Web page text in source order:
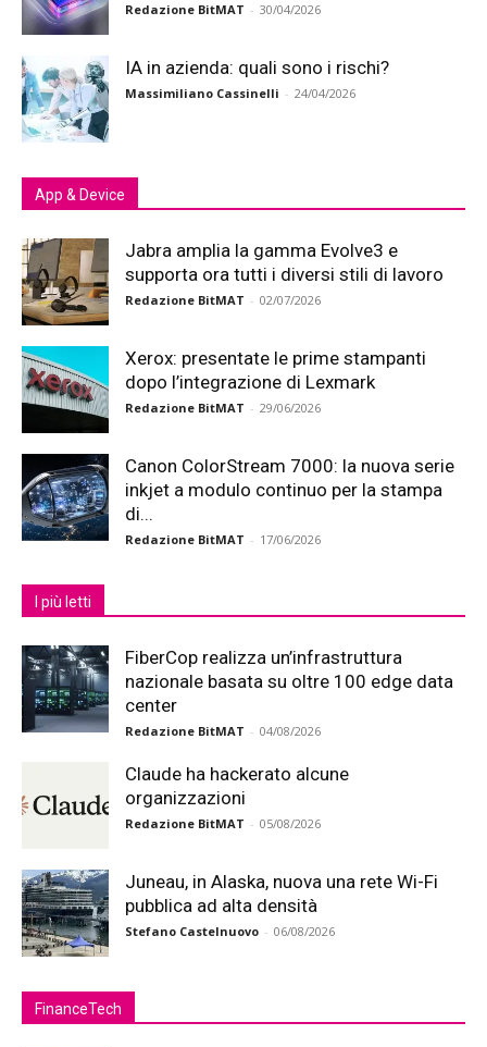
Redazione BitMAT - 30/04/2026
IA in azienda: quali sono i rischi?
Massimiliano Cassinelli - 24/04/2026
App & Device
Jabra amplia la gamma Evolve3 e
supporta ora tutti i diversi stili di lavoro
Redazione BitMAT - 02/07/2026
Xerox: presentate le prime stampanti
dopo l’integrazione di Lexmark
Redazione BitMAT - 29/06/2026
Canon ColorStream 7000: la nuova serie
inkjet a modulo continuo per la stampa
di...
Redazione BitMAT - 17/06/2026
I più letti
FiberCop realizza un’infrastruttura
nazionale basata su oltre 100 edge data
center
Redazione BitMAT - 04/08/2026
Claude ha hackerato alcune
organizzazioni
Redazione BitMAT - 05/08/2026
Juneau, in Alaska, nuova una rete Wi-Fi
pubblica ad alta densità
Stefano Castelnuovo - 06/08/2026
FinanceTech